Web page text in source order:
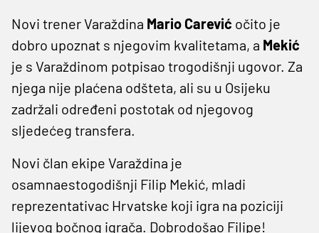
Novi trener Varaždina Mario Carević očito je
dobro upoznat s njegovim kvalitetama, a Mekić
je s Varaždinom potpisao trogodišnji ugovor. Za
njega nije plaćena odšteta, ali su u Osijeku
zadržali određeni postotak od njegovog
sljedećeg transfera.
Novi član ekipe Varaždina je
osamnaestogodišnji Filip Mekić, mladi
reprezentativac Hrvatske koji igra na poziciji
lijevog bočnog igrača. Dobrodošao Filipe!